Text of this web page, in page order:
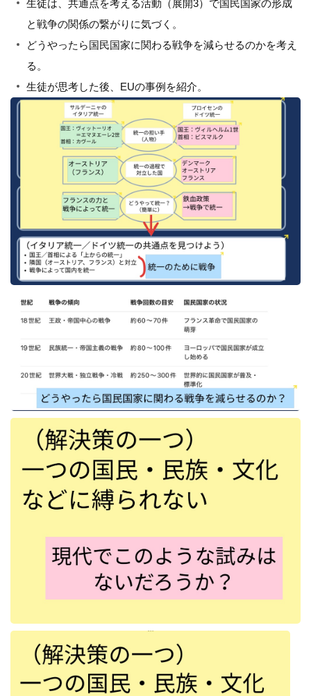
生徒は、共通点を考える活動（展開3）で国民国家の形成
と戦争の関係の繋がりに気づく。
どうやったら国民国家に関わる戦争を減らせるのかを考え
る。
生徒が思考した後、EUの事例を紹介。